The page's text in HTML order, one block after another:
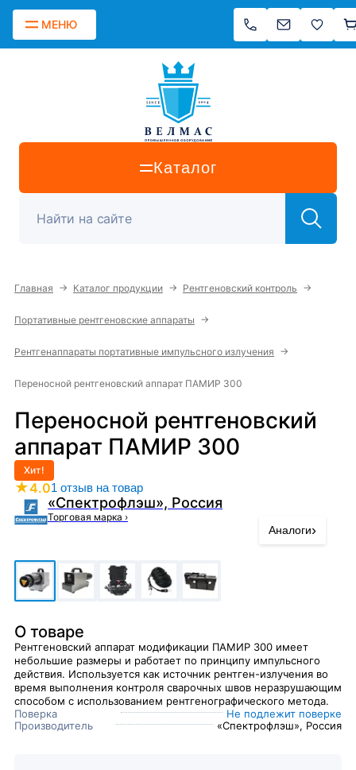
МЕНЮ
Каталог
Главная → Каталог продукции → Рентгеновский контроль →
Портативные рентгеновские аппараты →
Рентгенаппараты портативные импульсного излучения →
Переносной рентгеновский аппарат ПАМИР 300
Переносной рентгеновский
аппарат ПАМИР 300
Хит!
★4.01 отзыв на товар
«Спектрофлэш», Россия
Торговая марка ›
Аналоги›
О товаре
Рентгеновский аппарат модификации ПАМИР 300 имеет
небольшие размеры и работает по принципу импульсного
действия. Используется как источник рентген-излучения во
время выполнения контроля сварочных швов неразрушающим
способом с использованием рентгенографического метода.
Поверка
Не подлежит поверке
Производитель
«Спектрофлэш», Россия